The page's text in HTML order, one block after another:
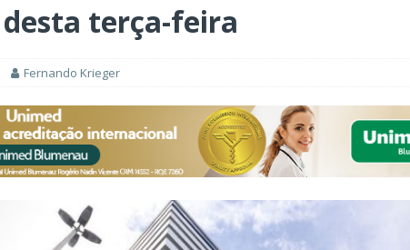
candidato ao Senado pelo Missão
doação de sangue POLÍTICA
terça-feira
Fernando Krieger